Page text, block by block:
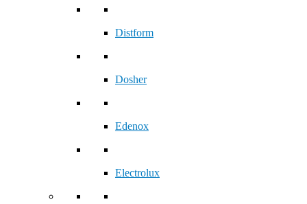
Distform
Dosher
Edenox
Electrolux